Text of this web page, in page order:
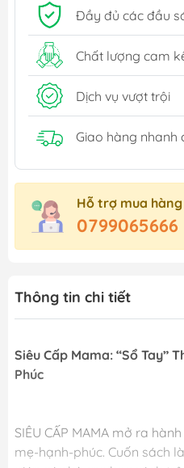
Đầy đủ các đầu
Chất lượng cam
Dịch vụ vượt trội
Giao hàng nhanh
Hỗ trợ mua hàng
0799065666
Thông tin chi tiết
Siêu Cấp Mama: “Sổ Tay”
Phúc
SIÊU CẤP MAMA mở ra
mẹ-hạnh-phúc. Cuốn sách